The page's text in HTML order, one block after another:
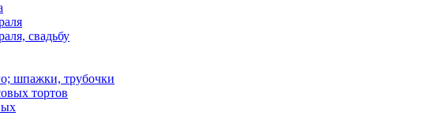
свадьбу
шпажки, трубочки
тортов